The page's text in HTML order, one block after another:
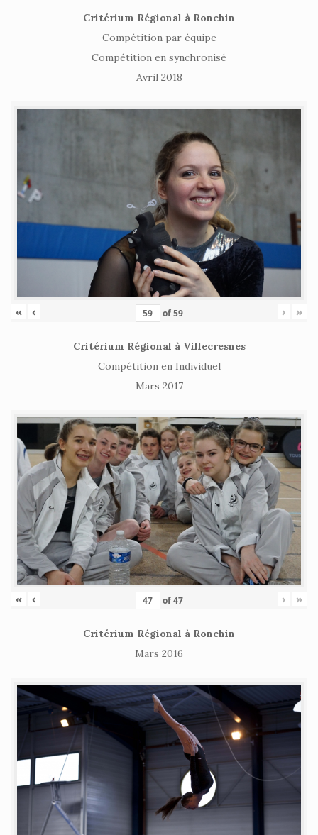
Critérium Régional à Ronchin
Compétition par équipe
Compétition en synchronisé
Avril 2018
« ‹ of59 › »
Critérium Régional à Villecresnes
Compétition en Individuel
Mars 2017
« ‹ of47 › »
Critérium Régional à Ronchin
Mars 2016